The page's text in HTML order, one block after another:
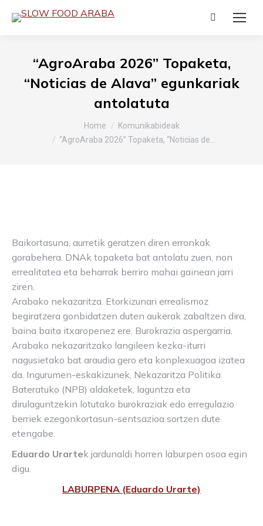
Search:
“AgroAraba 2026” Topaketa,
“Noticias de Alava” egunkariak
antolatuta
Home
Komunikabideak
“AgroAraba 2026” Topaketa, “Noticias de…
Baikortasuna, aurretik geratzen diren erronkak
gorabehera. DNAk topaketa bat antolatu zuen, non
errealitatea eta beharrak berriro mahai gainean jarri
ziren.
Arabako nekazaritza. Etorkizunari errealismoz
begiratzera gonbidatzen duten aukerak zabaltzen dira,
baina baita itxaropenez ere. Burokrazia aspergarria.
Arabako nekazaritzako langileen kezka-iturri
nagusietako bat araudia gero eta konplexuagoa izatea
da. Ingurumen-eskakizunek, Nekazaritza Politika
Bateratuko (NPB) aldaketek, laguntza eta
dirulaguntzekin lotutako burokraziak edo erregulazio
berriek ezegonkortasun-sentsazioa sortzen dute
etengabe.
Eduardo Urartek jardunaldi horren laburpen osoa egin
digu.
LABURPENA (Eduardo Urarte)